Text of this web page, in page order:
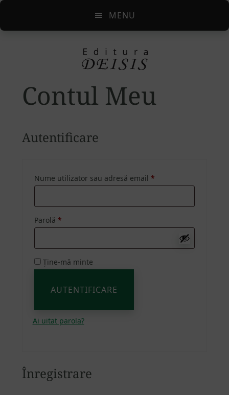
main
footer
MENU
Contul Meu
Autentificare
Nume utilizator sau adresă email *Obligatoriu
Parolă *Obligatoriu
Alternative:
Ține-mă minte
AUTENTIFICARE
Ai uitat parola?
Înregistrare